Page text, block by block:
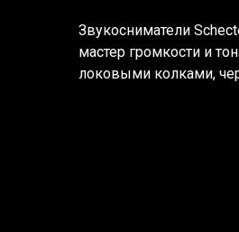
Звукосниматели
мастер громкости и
локовыми колками,